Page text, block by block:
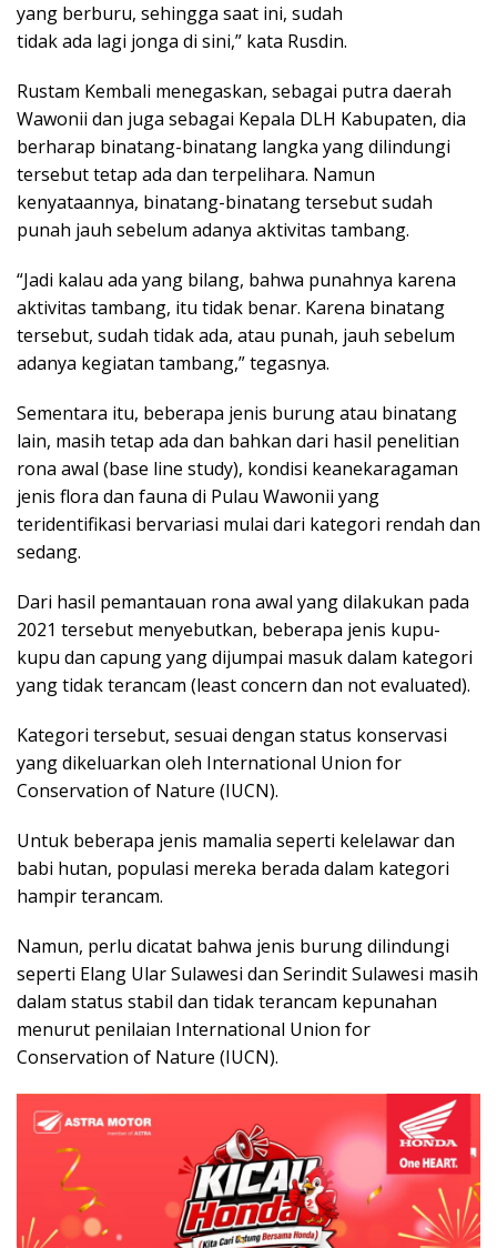
yang berburu, sehingga saat ini, sudah
tidak ada lagi jonga di sini,” kata Rusdin.
Rustam Kembali menegaskan, sebagai putra daerah
Wawonii dan juga sebagai Kepala DLH Kabupaten, dia
berharap binatang-binatang langka yang dilindungi
tersebut tetap ada dan terpelihara. Namun
kenyataannya, binatang-binatang tersebut sudah
punah jauh sebelum adanya aktivitas tambang.
“Jadi kalau ada yang bilang, bahwa punahnya karena
aktivitas tambang, itu tidak benar. Karena binatang
tersebut, sudah tidak ada, atau punah, jauh sebelum
adanya kegiatan tambang,” tegasnya.
Sementara itu, beberapa jenis burung atau binatang
lain, masih tetap ada dan bahkan dari hasil penelitian
rona awal (base line study), kondisi keanekaragaman
jenis flora dan fauna di Pulau Wawonii yang
teridentifikasi bervariasi mulai dari kategori rendah dan
sedang.
Dari hasil pemantauan rona awal yang dilakukan pada
2021 tersebut menyebutkan, beberapa jenis kupu-
kupu dan capung yang dijumpai masuk dalam kategori
yang tidak terancam (least concern dan not evaluated).
Kategori tersebut, sesuai dengan status konservasi
yang dikeluarkan oleh International Union for
Conservation of Nature (IUCN).
Untuk beberapa jenis mamalia seperti kelelawar dan
babi hutan, populasi mereka berada dalam kategori
hampir terancam.
Namun, perlu dicatat bahwa jenis burung dilindungi
seperti Elang Ular Sulawesi dan Serindit Sulawesi masih
dalam status stabil dan tidak terancam kepunahan
menurut penilaian International Union for
Conservation of Nature (IUCN).